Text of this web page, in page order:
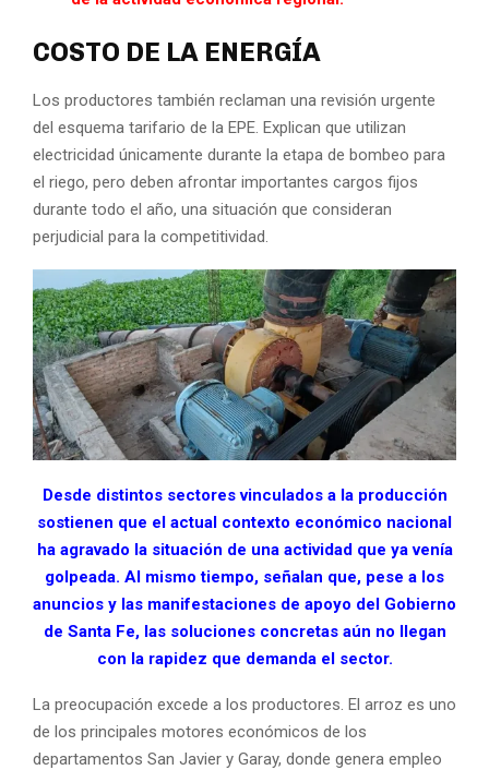
COSTO DE LA ENERGÍA
Los productores también reclaman una revisión urgente
del esquema tarifario de la EPE. Explican que utilizan
electricidad únicamente durante la etapa de bombeo para
el riego, pero deben afrontar importantes cargos fijos
durante todo el año, una situación que consideran
perjudicial para la competitividad.
Desde distintos sectores vinculados a la producción
sostienen que el actual contexto económico nacional
ha agravado la situación de una actividad que ya venía
golpeada. Al mismo tiempo, señalan que, pese a los
anuncios y las manifestaciones de apoyo del Gobierno
de Santa Fe, las soluciones concretas aún no llegan
con la rapidez que demanda el sector.
La preocupación excede a los productores. El arroz es uno
de los principales motores económicos de los
departamentos San Javier y Garay, donde genera empleo